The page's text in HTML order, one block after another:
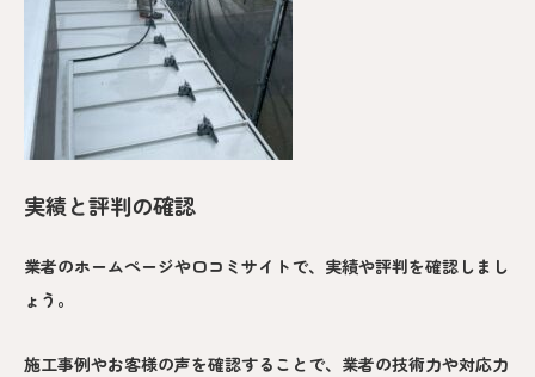
実績と評判の確認
業者のホームページや口コミサイトで、実績や評判を確認しまし
ょう。
施工事例やお客様の声を確認することで、業者の技術力や対応力